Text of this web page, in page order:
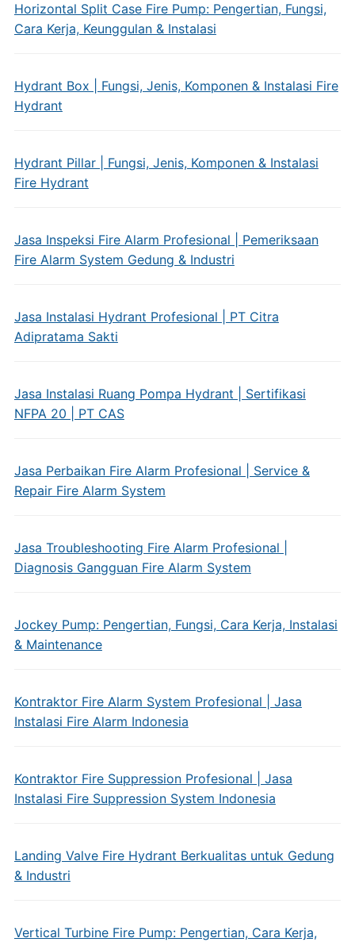
Horizontal Split Case Fire Pump: Pengertian, Fungsi,
Cara Kerja, Keunggulan & Instalasi
Hydrant Box | Fungsi, Jenis, Komponen & Instalasi Fire
Hydrant
Hydrant Pillar | Fungsi, Jenis, Komponen & Instalasi
Fire Hydrant
Jasa Inspeksi Fire Alarm Profesional | Pemeriksaan
Fire Alarm System Gedung & Industri
Jasa Instalasi Hydrant Profesional | PT Citra
Adipratama Sakti
Jasa Instalasi Ruang Pompa Hydrant | Sertifikasi
NFPA 20 | PT CAS
Jasa Perbaikan Fire Alarm Profesional | Service &
Repair Fire Alarm System
Jasa Troubleshooting Fire Alarm Profesional |
Diagnosis Gangguan Fire Alarm System
Jockey Pump: Pengertian, Fungsi, Cara Kerja, Instalasi
& Maintenance
Kontraktor Fire Alarm System Profesional | Jasa
Instalasi Fire Alarm Indonesia
Kontraktor Fire Suppression Profesional | Jasa
Instalasi Fire Suppression System Indonesia
Landing Valve Fire Hydrant Berkualitas untuk Gedung
& Industri
Vertical Turbine Fire Pump: Pengertian, Cara Kerja,